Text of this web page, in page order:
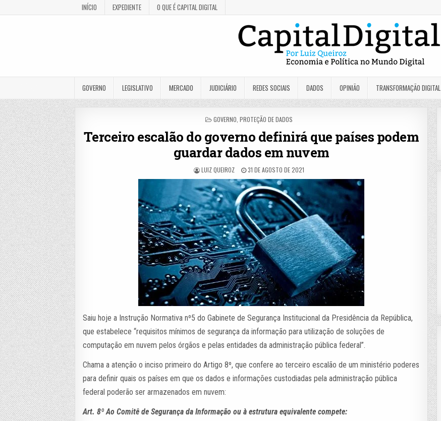
INÍCIO EXPEDIENTE O QUE É CAPITAL DIGITAL
GOVERNO LEGISLATIVO MERCADO JUDICIÁRIO REDES SOCIAIS DADOS OPINIÃO TRANSFORMAÇÃO DIGITAL
POSTED
GOVERNO PROTEÇÃO DE DADOS
Terceiro escalão do governo definirá que países podem
guardar dados em nuvem
LUIZ QUEIROZ 31 DE AGOSTO DE 2021
Saiu hoje a Instrução Normativa nº5 do Gabinete de Segurança Institucional da Presidência da República,
que estabelece “requisitos mínimos de segurança da informação para utilização de soluções de
computação em nuvem pelos órgãos e pelas entidades da administração pública federal”.
Chama a atenção o inciso primeiro do Artigo 8º, que confere ao terceiro escalão de um ministério poderes
para definir quais os países em que os dados e informações custodiadas pela administração pública
federal poderão ser armazenados em nuvem:
Art. 8º Ao Comitê de Segurança da Informação ou à estrutura equivalente compete: